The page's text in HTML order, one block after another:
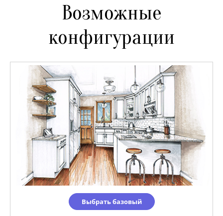
Возможные
конфигурации
Выбрать базовый